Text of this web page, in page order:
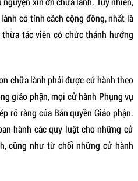
có tính cách cộng đồng, nhất là
tác viên có chức thánh hướng
chữa lành phải được cử hành theo
giáo phận, mọi cử hành Phụng vụ
rõ ràng của Bản quyền Giáo phận.
hành các quy luật cho những cử
cũng như từ chối những cử hành